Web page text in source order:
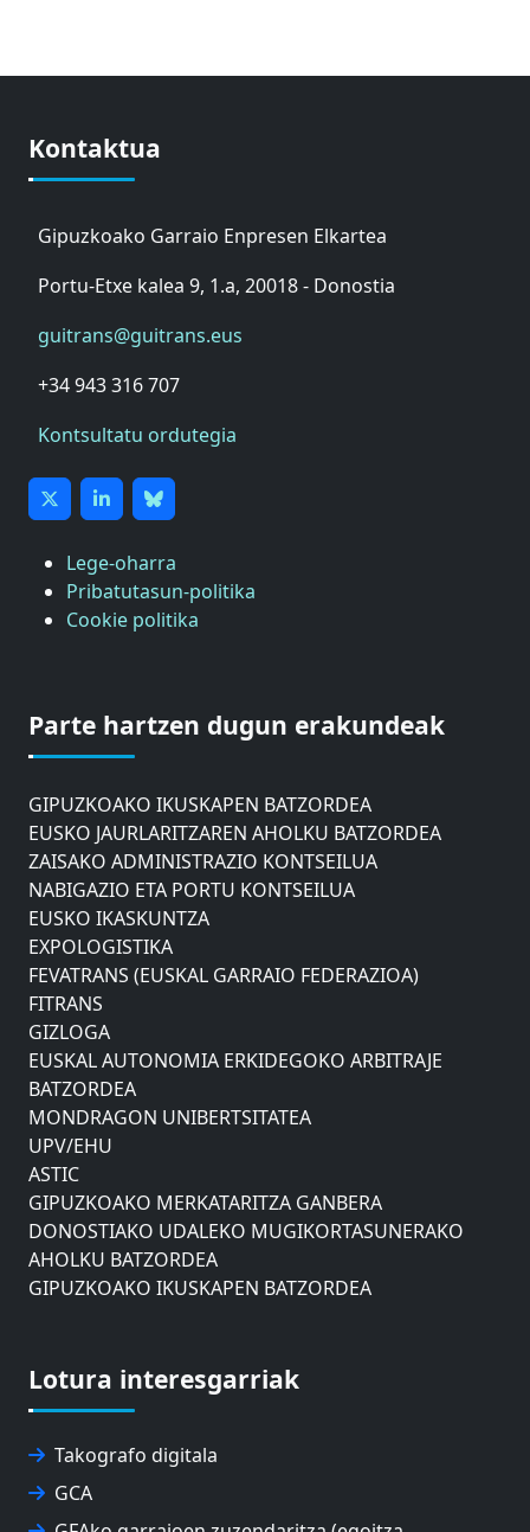
Kontaktua
Gipuzkoako Garraio Enpresen Elkartea
Portu-Etxe kalea 9, 1.a, 20018 - Donostia
guitrans@guitrans.eus
+34 943 316 707
Kontsultatu ordutegia
Lege-oharra
Pribatutasun-politika
Cookie politika
Parte hartzen dugun erakundeak
GIPUZKOAKO MERKATARITZA GANBERA
DONOSTIAKO UDALEKO MUGIKORTASUNERAKO
GIPUZKOAKO IKUSKAPEN BATZORDEA
EUSKO JAURLARITZAREN AHOLKU BATZORDEA
ZAISAKO ADMINISTRAZIO KONTSEILUA
NABIGAZIO ETA PORTU KONTSEILUA
EUSKO IKASKUNTZA
EXPOLOGISTIKA
FEVATRANS (EUSKAL GARRAIO FEDERAZIOA)
FITRANS
GIZLOGA
EUSKAL AUTONOMIA ERKIDEGOKO ARBITRAJE
BATZORDEA
MONDRAGON UNIBERTSITATEA
UPV/EHU
ASTIC
GIPUZKOAKO MERKATARITZA GANBERA
DONOSTIAKO UDALEKO MUGIKORTASUNERAKO
AHOLKU BATZORDEA
GIPUZKOAKO IKUSKAPEN BATZORDEA
NABIGAZIO ETA PORTU KONTSEILUA
EUSKO IKASKUNTZA
FEVATRANS (EUSKAL GARRAIO FEDERAZIOA)
FITRANS
Lotura interesgarriak
Takografo digitala
GCA